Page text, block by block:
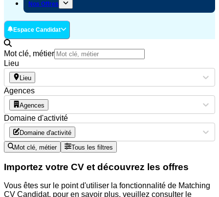
Nos Offres
Espace Candidat
Mot clé, métier
Lieu
Lieu
Agences
Agences
Domaine d'activité
Domaine d'activité
Mot clé, métier Tous les filtres
Importez votre CV et découvrez les offres
Vous êtes sur le point d'utiliser la fonctionnalité de Matching
CV Candidat, pour en savoir plus, veuillez consulter le